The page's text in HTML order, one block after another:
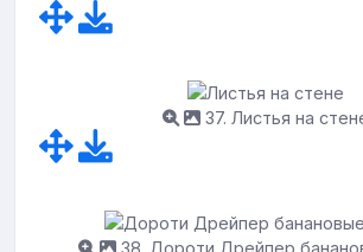
37. Листья на
38. Дороти Дрейпер